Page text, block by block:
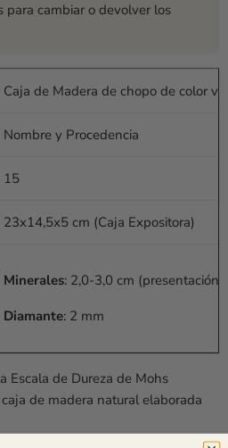
para cambiar o devolver los
Caja de Madera de chopo de color
Nombre y Procedencia
15
23x14,5x5 cm (Caja Expositora)
Minerales: 2,0-3,0 cm (presentación
Diamante: 2 mm
Escala de Dureza de Mohs
de madera natural elaborada